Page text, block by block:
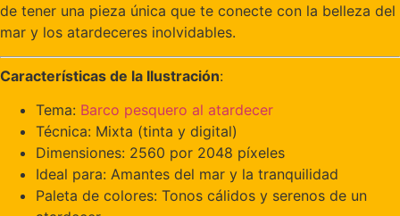
de tener una pieza única que te conecte con la belleza del
mar y los atardeceres inolvidables.
Características de la Ilustración:
Tema: Barco pesquero al atardecer
Técnica: Mixta (tinta y digital)
Dimensiones: 2560 por 2048 píxeles
Ideal para: Amantes del mar y la tranquilidad
Paleta de colores: Tonos cálidos y serenos de un